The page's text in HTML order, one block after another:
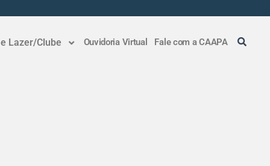
Lazer/Clube Ouvidoria Virtual Fale com a CAAPA